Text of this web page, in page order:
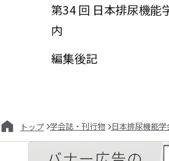
第34 回 日本排尿機能
内
編集後記
トップ 学会誌・刊行物 日本排尿機能学